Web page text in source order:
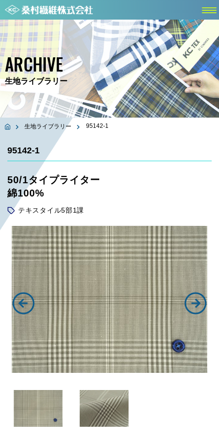
ARCHIVE
生地ライブラリー
生地ライブラリー 95142-1
95142-1
50/1タイプライター
綿100%
テキスタイル5部1課